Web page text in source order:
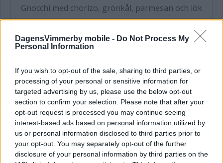
DagensVimmerby mobile - Do Not Process My
Personal Information
If you wish to opt-out of the sale, sharing to third parties, or
processing of your personal or sensitive information for
targeted advertising by us, please use the below opt-out
section to confirm your selection. Please note that after your
opt-out request is processed you may continue seeing
interest-based ads based on personal information utilized by
us or personal information disclosed to third parties prior to
your opt-out. You may separately opt-out of the further
disclosure of your personal information by third parties on the
Gnocchi med chorizo, grönkål, parmesan och lök
135 kr
Salladsbuffé, bröd, måltidsdryck samt
kaffe & hembakad småkaka ingår alltid.
Pensionärspris: 115:- På fredagar bjuder vi
på något extra gott till kaffet!